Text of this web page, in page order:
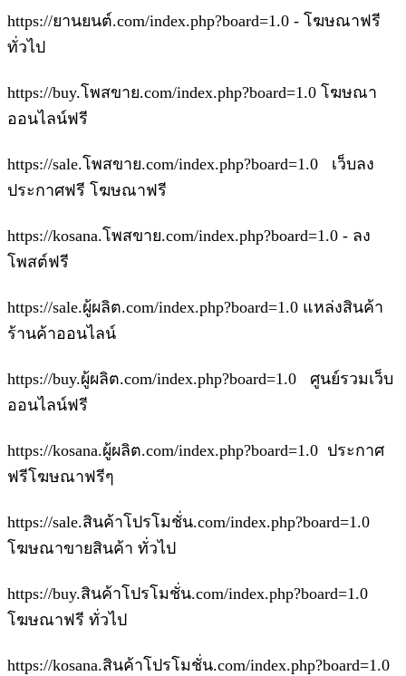
https://ยานยนต์.com/index.php?board=1.0 - โฆษณาฟรี
ทั่วไป
https://buy.โพสขาย.com/index.php?board=1.0 โฆษณา
ออนไลน์ฟรี
https://sale.โพสขาย.com/index.php?board=1.0 เว็บลง
ประกาศฟรี โฆษณาฟรี
https://kosana.โพสขาย.com/index.php?board=1.0 - ลง
โพสต์ฟรี
https://sale.ผู้ผลิต.com/index.php?board=1.0 แหล่งสินค้า
ร้านค้าออนไลน์
https://buy.ผู้ผลิต.com/index.php?board=1.0 ศูนย์รวมเว็บ
ออนไลน์ฟรี
https://kosana.ผู้ผลิต.com/index.php?board=1.0 ประกาศ
ฟรีโฆษณาฟรีๆ
https://sale.สินค้าโปรโมชั่น.com/index.php?board=1.0
โฆษณาขายสินค้า ทั่วไป
https://buy.สินค้าโปรโมชั่น.com/index.php?board=1.0
โฆษณาฟรี ทั่วไป
https://kosana.สินค้าโปรโมชั่น.com/index.php?board=1.0